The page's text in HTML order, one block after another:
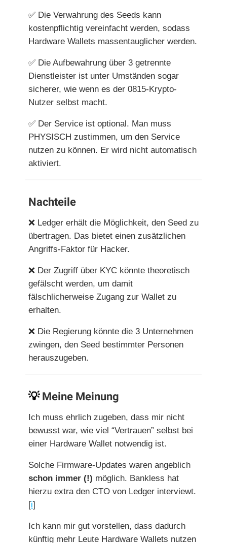
✅ Die Verwahrung des Seeds kann
kostenpflichtig vereinfacht werden, sodass
Hardware Wallets massentauglicher werden.
✅ Die Aufbewahrung über 3 getrennte
Dienstleister ist unter Umständen sogar
sicherer, wie wenn es der 0815-Krypto-
Nutzer selbst macht.
✅ Der Service ist optional. Man muss
PHYSISCH zustimmen, um den Service
nutzen zu können. Er wird nicht automatisch
aktiviert.
Nachteile
❌ Ledger erhält die Möglichkeit, den Seed zu
übertragen. Das bietet einen zusätzlichen
Angriffs-Faktor für Hacker.
❌ Der Zugriff über KYC könnte theoretisch
gefälscht werden, um damit
fälschlicherweise Zugang zur Wallet zu
erhalten.
❌ Die Regierung könnte die 3 Unternehmen
zwingen, den Seed bestimmter Personen
herauszugeben.
💡Meine Meinung
Ich muss ehrlich zugeben, dass mir nicht
bewusst war, wie viel “Vertrauen” selbst bei
einer Hardware Wallet notwendig ist.
Solche Firmware-Updates waren angeblich
schon immer (!) möglich. Bankless hat
hierzu extra den CTO von Ledger interviewt.
[i]
Ich kann mir gut vorstellen, dass dadurch
künftig mehr Leute Hardware Wallets nutzen